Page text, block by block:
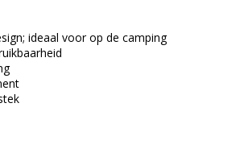
ideaal voor op de camping